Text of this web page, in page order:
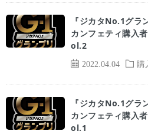
2022.04.04 購
『ジカタNo.1グラ
カンフェティ購入
ol.2
『ジカタNo.1グラ
カンフェティ購入
ol.1